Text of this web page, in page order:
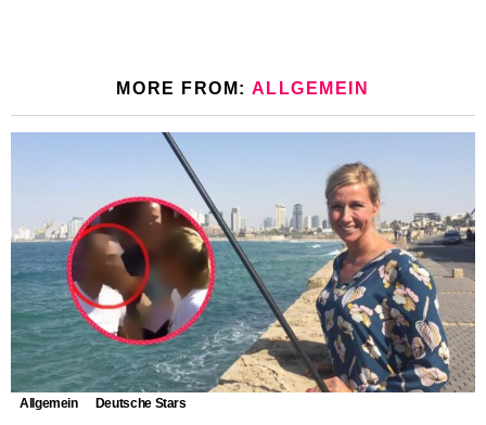
MORE FROM: ALLGEMEIN
Allgemein Deutsche Stars